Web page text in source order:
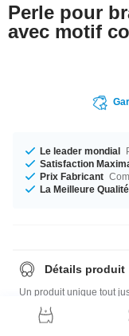
Perle pour
avec motif
Le leader mondial
Satisfaction
Prix Fabricant
La Meilleure Qualité
Détails produit
Un produit unique tout